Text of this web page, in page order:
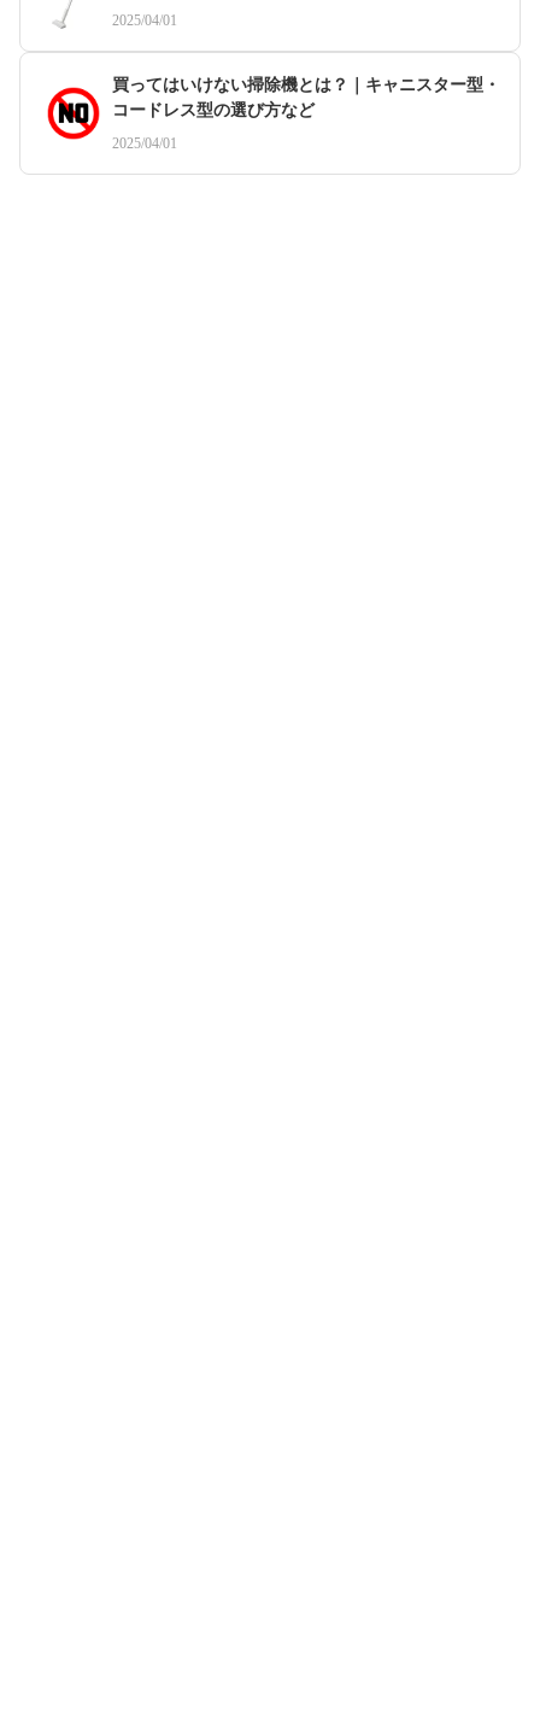
2025/04/01
買ってはいけない掃除機とは？｜キャニスター型・
コードレス型の選び方など
2025/04/01